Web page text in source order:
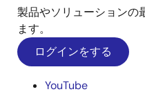
製品やソリューションの
ます。
ログインをする
YouTube